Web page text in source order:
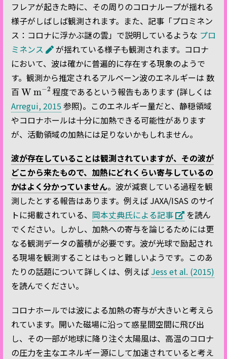
フレアが起きた時に、その周りのコロナループが揺れる
様子がしばしば観測されます。また、記事「プロミネン
ス：コロナに浮かぶ謎の雲」で説明しているような プロ
ミネンス
が揺れている様子も観測されます。コロナ
において、波は確かに普遍的に存在する現象のようで
す。観測から推定されるアルベーン波のエネルギーは 数
百
W m−2
程度であるという報告もあります (詳しくは
Arregui, 2015 参照)。このエネルギー量だと、静穏領域
やコロナホールは十分に加熱できる可能性があります
が、活動領域の加熱には足りないかもしれません。
波が存在していることは観測されていますが、その波が
どこから来たもので、加熱にどれくらい寄与しているの
かはよく分かっていません。波が減衰している過程を観
測したとする報告はあります。例えば JAXA/ISAS のサイ
トに掲載されている、 岡本丈典氏による記事
を読ん
でください。しかし、加熱への寄与を論じるためには更
なる観測データの蓄積が必要です。波が光球で励起され
る現場を観測することはもっと難しいようです。このあ
たりの話題について詳しくは、例えば Jess et al. (2015)
を読んでください。
コロナホールでは波による加熱の寄与が大きいと考えら
れています。開いた磁場に沿って惑星間空間に飛び出
し、その一部が地球に降り注ぐ太陽風は、高温のコロナ
の圧力を主なエネルギー源にして加速されていると考え